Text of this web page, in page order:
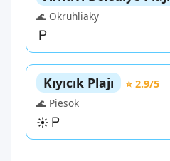
🌊 Okruhliaky
Kıyıcık Plajı
⭐ 2.9/5
🌊 Piesok